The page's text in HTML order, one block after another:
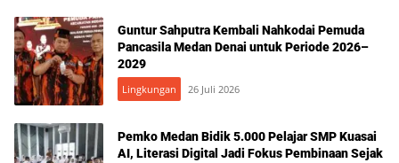
Guntur Sahputra Kembali Nahkodai Pemuda
Pancasila Medan Denai untuk Periode 2026–
2029
Lingkungan 26 Juli 2026
Pemko Medan Bidik 5.000 Pelajar SMP Kuasai
AI, Literasi Digital Jadi Fokus Pembinaan Sejak